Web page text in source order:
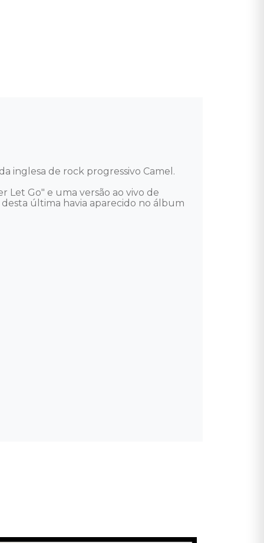
inglesa de rock progressivo Camel.
Let Go" e uma versão ao vivo de
última havia aparecido no álbum